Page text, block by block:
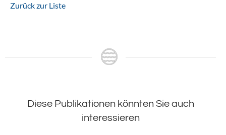
Zurück zur Liste
Diese Publikationen könnten Sie auch
interessieren